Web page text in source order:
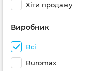
Хіти продажу
Виробник
Всі
Buromax